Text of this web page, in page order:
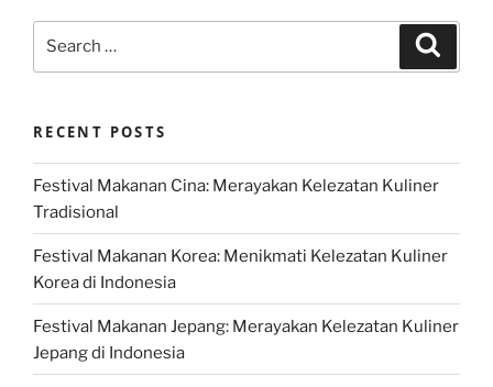
RECENT POSTS
Festival Makanan Cina: Merayakan Kelezatan Kuliner
Tradisional
Festival Makanan Korea: Menikmati Kelezatan Kuliner
Korea di Indonesia
Festival Makanan Jepang: Merayakan Kelezatan Kuliner
Jepang di Indonesia